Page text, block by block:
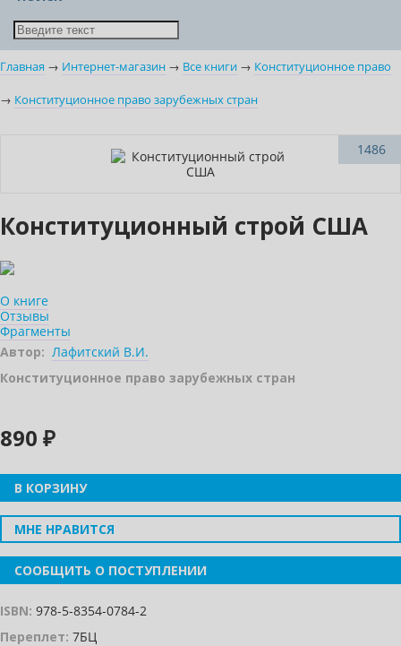
Главная → Интернет-магазин → Все книги → Конституционное право
→ Конституционное право зарубежных стран
1486
Конституционный строй США
О книге
Отзывы
Фрагменты
Автор: Лафитский В.И.
Конституционное право зарубежных стран
890 ₽
В КОРЗИНУ
МНЕ НРАВИТСЯ
СООБЩИТЬ О ПОСТУПЛЕНИИ
ISBN: 978-5-8354-0784-2
Переплет: 7БЦ